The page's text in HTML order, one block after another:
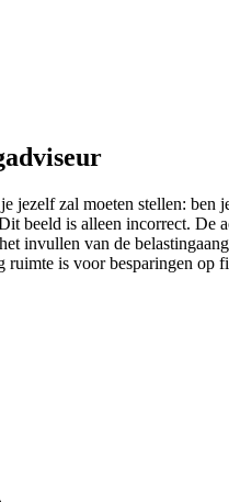
zal moeten stellen: ben
beeld is alleen incorrect. De
invullen van de
ruimte is voor besparingen op